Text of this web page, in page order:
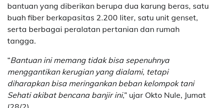
bantuan yang diberikan berupa dua karung beras, satu
buah fiber berkapasitas 2.200 liter, satu unit genset,
serta berbagai peralatan pertanian dan rumah
tangga.
“Bantuan ini memang tidak bisa sepenuhnya
menggantikan kerugian yang dialami, tetapi
diharapkan bisa meringankan beban kelompok tani
Sehati akibat bencana banjir ini,” ujar Okto Nule, Jumat